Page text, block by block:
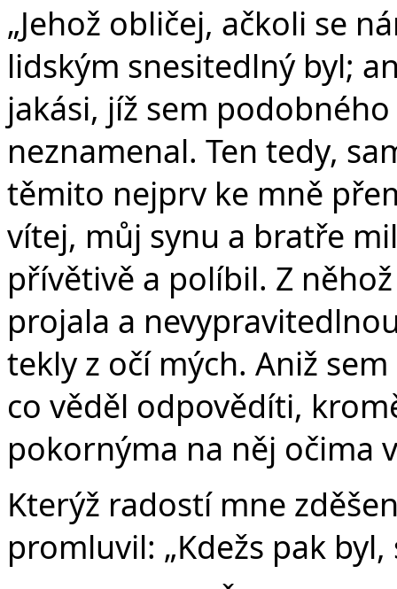
„Jehož obličej, ačkoli se
lidským snesitedlný byl;
jakási, jíž sem
neznamenal. Ten tedy,
těmito nejprv ke mně
vítej, můj synu a bratře
přívětivě a políbil. Z
projala a
tekly z očí mých. Aniž
co věděl odpovědíti,
pokornýma na něj očima
Kterýž radostí mne
promluvil: „Kdežs pak